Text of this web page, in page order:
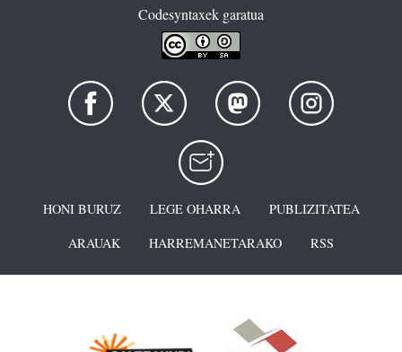
Codesyntaxek garatua
HONI BURUZ LEGE OHARRA
PUBLIZITATEA
ARAUAK
HARREMANETARAKO RSS